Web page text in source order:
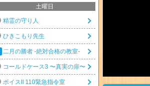
土曜日
精霊の守り人
ひきこもり先生
二月の勝者 -絶対合格の教室-
コールドケース3 〜真実の扉〜
ボイスII 110緊急指令室